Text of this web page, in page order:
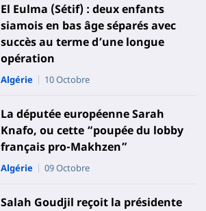
El Eulma (Sétif) : deux enfants
siamois en bas âge séparés avec
succès au terme d’une longue
opération
Algérie 10 Octobre
La députée européenne Sarah
Knafo, ou cette “poupée du lobby
français pro-Makhzen”
Algérie 09 Octobre
Salah Goudjil reçoit la présidente